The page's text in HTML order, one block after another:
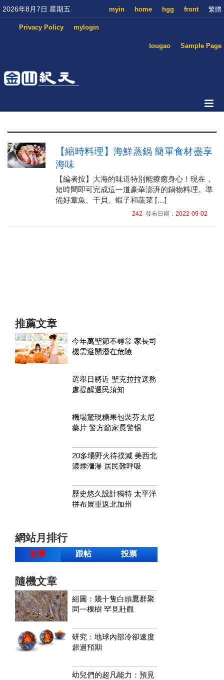
2026年8月7日 星期五 繁體
front
hgg
home
myin
mylogin
Privacy Policy
Sample Page
tougao
【縮時料理】海鮮蒸鍋 簡單食材盡享
海味
【編者按】大海的味道特別能療癒身心！現在，
短時間即可完成這一道豪華澎湃的鍋物料理。準
備好章魚、干貝、蝦子和蔬菜 […]
242 發布日期： 2022-09-02
推薦文章
今年萬聖節不尋常 家長司
機需避開潛在危險
選舉日將近 聖克拉拉選務
處提醒選民須知
機場驚現糖果包裝芬太尼
藥片 警方籲家長警惕
20多場野火待撲滅 美西北
濃煙瀰漫 居民難呼吸
歷史悠久設計獨特 太平洋
拼布展重返北加州
網站月排行
點擊 跟帖 投票
隨機文章
組圖：幾十隻白頭鷹群聚
同一棵樹 罕見壯觀
研究：地球內部冷卻速度
超過預期
幼兒們的超凡能力：預見